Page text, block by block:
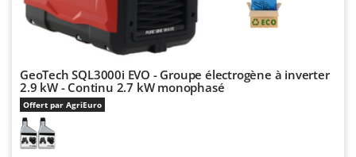
GeoTech SQL3000i EVO - Groupe électrogène à inverter
2.9 kW - Continu 2.7 kW monophasé
Offert par AgriEuro